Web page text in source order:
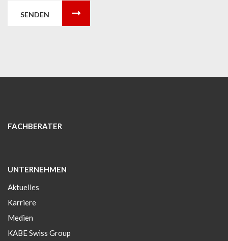
SENDEN
FACHBERATER
UNTERNEHMEN
Aktuelles
Karriere
Medien
KABE Swiss Group